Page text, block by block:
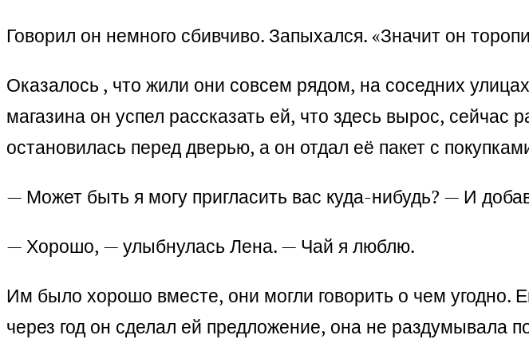
Говорил он немного сбивчиво. Запыхался. «Значит он
Оказалось , что жили они совсем рядом, на соседних
магазина он успел рассказать ей, что здесь вырос, сейчас
остановилась перед дверью, а он отдал её пакет с
— Может быть я могу пригласить вас куда-нибудь? — И
— Хорошо, — улыбнулась Лена. — Чай я люблю.
Им было хорошо вместе, они могли говорить о чем угодно.
через год он сделал ей предложение, она не раздумывала